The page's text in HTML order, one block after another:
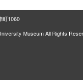
町1060
Museum All Rights